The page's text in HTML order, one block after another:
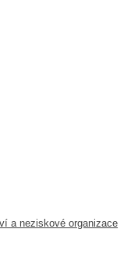
a neziskové organizace